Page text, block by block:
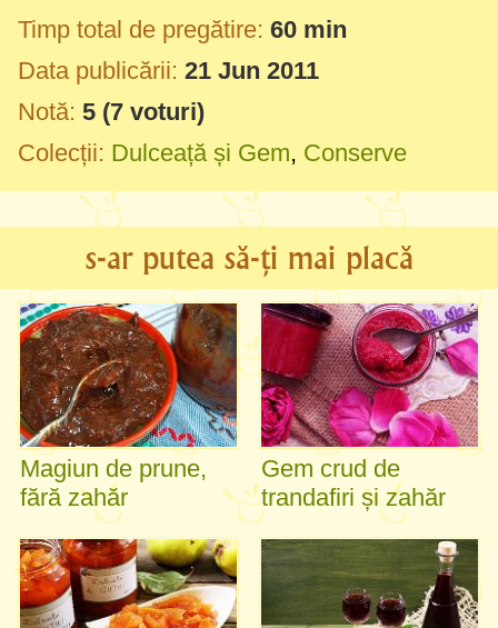
Timp total de pregătire: 60 min
Data publicării: 21 Jun 2011
Notă: 5 (7 voturi)
Colecții: Dulceață și Gem, Conserve
s-ar putea să-ți mai placă
Magiun de prune,
fără zahăr
Gem crud de
trandafiri și zahăr